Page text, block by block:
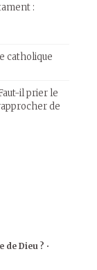
:
catholique
il prier le
de
de Dieu ? •